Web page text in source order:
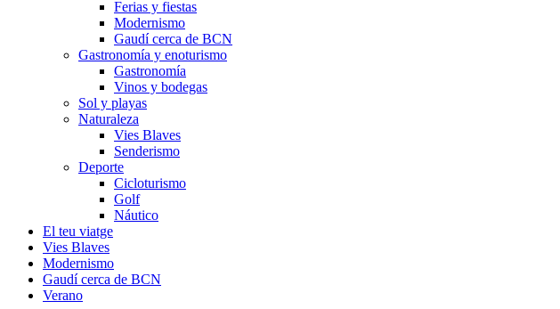
Ferias y fiestas
Modernismo
Gaudí cerca de BCN
Gastronomía y enoturismo
Gastronomía
Vinos y bodegas
Sol y playas
Naturaleza
Vies Blaves
Senderismo
Deporte
Cicloturismo
Golf
Náutico
El teu viatge
Vies Blaves
Modernismo
Gaudí cerca de BCN
Verano